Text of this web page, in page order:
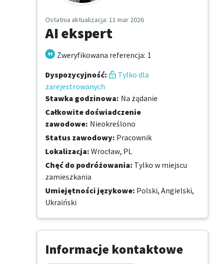
Ostatnia aktualizacja: 11 mar 2026
AI ekspert
Zweryfikowana referencja: 1
Dyspozycyjność:
Tylko dla
zarejestrowanych
Stawka godzinowa: Na żądanie
Całkowite doświadczenie
zawodowe: Nieokreślono
Status zawodowy: Pracownik
Lokalizacja: Wrocław, PL
Chęć do podróżowania: Tylko w miejscu
zamieszkania
Umiejętności językowe: Polski, Angielski,
Ukraiński
Informacje kontaktowe